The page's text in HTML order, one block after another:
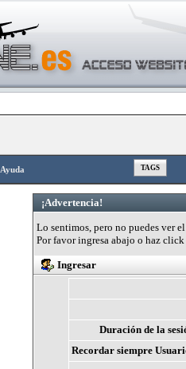
Ayuda TAGS
¡Advertencia!
Lo sentimos, pero no puedes ver
Por favor ingresa abajo o haz click
Ingresar
Duración de la
Recordar siempre